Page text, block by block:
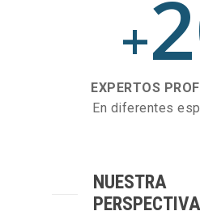
+
EXPERTOS
En diferentes
NUESTRA
PERSPECTIVA